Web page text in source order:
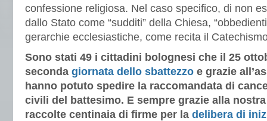
confessione religiosa. Nel caso specifico, di non
dallo Stato come “sudditi” della Chiesa,
gerarchie ecclesiastiche, come recita il
Sono stati 49 i cittadini bolognesi che il 25
seconda giornata dello sbattezzo e grazie
hanno potuto spedire la raccomandata di
civili del battesimo. E sempre grazie alla
raccolte centinaia di firme per la delibera di